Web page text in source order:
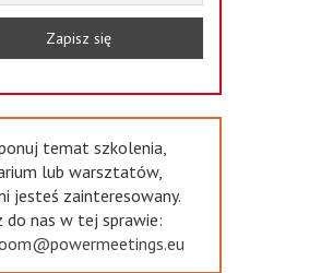
temat szkolenia,
lub warsztatów,
jesteś zainteresowany.
do nas w tej sprawie: